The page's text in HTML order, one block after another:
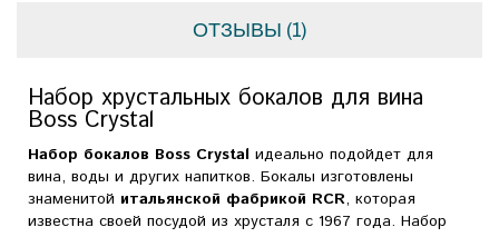
ОТЗЫВЫ (1)
Набор хрустальных бокалов для вина
Boss Crystal
Набор бокалов Boss Crystal идеально подойдет для
вина, воды и других напитков. Бокалы изготовлены
знаменитой итальянской фабрикой RCR, которая
известна своей посудой из хрусталя с 1967 года. Набор